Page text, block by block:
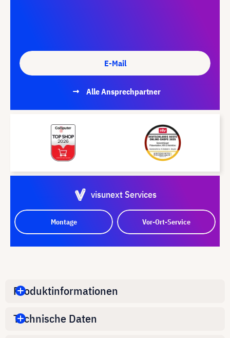
E-Mail
Alle Ansprechpartner
visunext Services
Montage Vor-Ort-Service
Produktinformationen
Technische Daten